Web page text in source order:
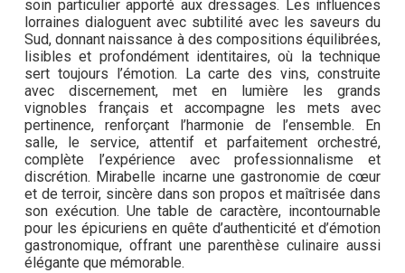
soin particulier apporté aux dressages. Les influences
lorraines dialoguent avec subtilité avec les saveurs du
Sud, donnant naissance à des compositions équilibrées,
lisibles et profondément identitaires, où la technique
sert toujours l’émotion. La carte des vins, construite
avec discernement, met en lumière les grands
vignobles français et accompagne les mets avec
pertinence, renforçant l’harmonie de l’ensemble. En
salle, le service, attentif et parfaitement orchestré,
complète l’expérience avec professionnalisme et
discrétion. Mirabelle incarne une gastronomie de cœur
et de terroir, sincère dans son propos et maîtrisée dans
son exécution. Une table de caractère, incontournable
pour les épicuriens en quête d’authenticité et d’émotion
gastronomique, offrant une parenthèse culinaire aussi
élégante que mémorable.